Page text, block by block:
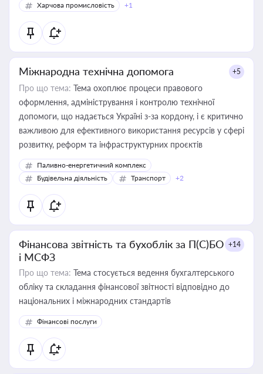
Харчова промисловість
+1
Міжнародна технічна допомога +5
Про що тема: Тема охоплює процеси правового
оформлення, адміністрування і контролю технічної
допомоги, що надається Україні з-за кордону, і є критично
важливою для ефективного використання ресурсів у сфері
розвитку, реформ та інфраструктурних проєктів
Паливно-енергетичний комплекс
Будівельна діяльність
Транспорт +2
Фінансова звітність та бухоблік за П(С)БО
і МСФЗ
+14
Про що тема: Тема стосується ведення бухгалтерського
обліку та складання фінансової звітності відповідно до
національних і міжнародних стандартів
Фінансові послуги